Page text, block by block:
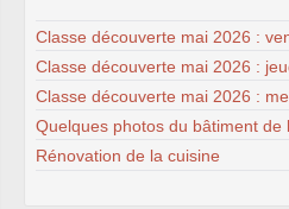
Classe découverte mai 2026 :
Classe découverte mai 2026 :
Classe découverte mai 2026 :
Quelques photos du bâtiment de
Rénovation de la cuisine